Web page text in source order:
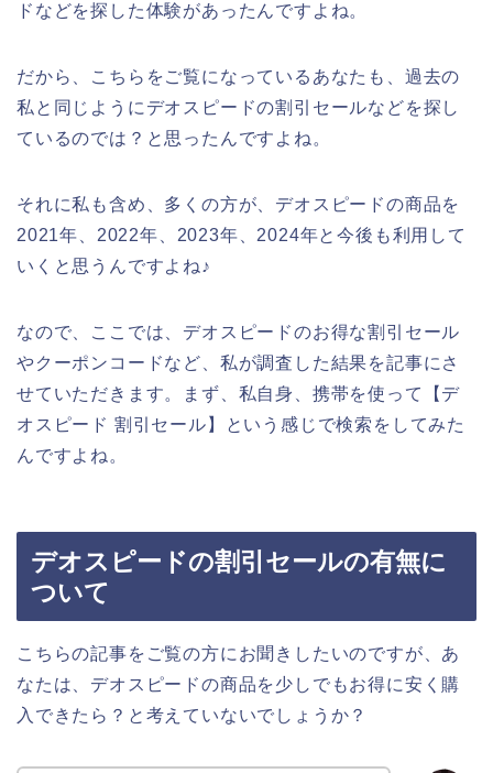
ドなどを探した体験があったんですよね。
だから、こちらをご覧になっているあなたも、過去の
私と同じようにデオスピードの割引セールなどを探し
ているのでは？と思ったんですよね。
それに私も含め、多くの方が、デオスピードの商品を
2021年、2022年、2023年、2024年と今後も利用して
いくと思うんですよね♪
なので、ここでは、デオスピードのお得な割引セール
やクーポンコードなど、私が調査した結果を記事にさ
せていただきます。まず、私自身、携帯を使って【デ
オスピード 割引セール】という感じで検索をしてみた
んですよね。
デオスピードの割引セールの有無に
ついて
こちらの記事をご覧の方にお聞きしたいのですが、あ
なたは、デオスピードの商品を少しでもお得に安く購
入できたら？と考えていないでしょうか？